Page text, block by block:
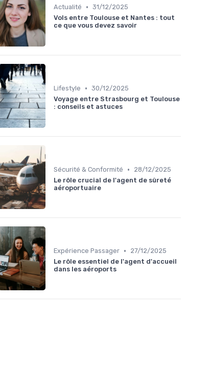
Actualité • 31/12/2025
Vols entre Toulouse et Nantes : tout
ce que vous devez savoir
Lifestyle • 30/12/2025
Voyage entre Strasbourg et Toulouse
: conseils et astuces
Sécurité & Conformité •
28/12/2025
Le rôle crucial de l'agent de sûreté
aéroportuaire
Expérience Passager •
27/12/2025
Le rôle essentiel de l'agent d'accueil
dans les aéroports